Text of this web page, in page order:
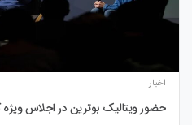
اخبار
حضور ویتالیک بوترین در اجلاس